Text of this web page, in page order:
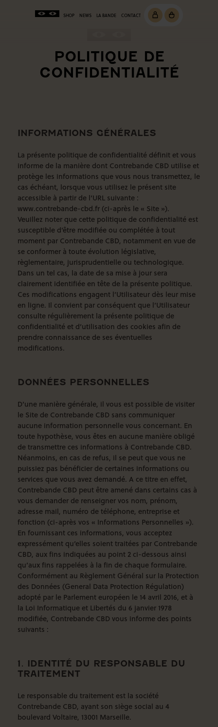
SHOP NEWS LA BANDE CONTACT
POLITIQUE DE
CONFIDENTIALITÉ
INFORMATIONS GÉNÉRALES
La présente politique de confidentialité définit et vous
informe de la manière dont Contrebande CBD utilise et
protège les informations que vous nous transmettez, le
cas échéant, lorsque vous utilisez le présent site
accessible à partir de l’URL suivante :
www.contrebande-cbd.fr (ci-après le « Site »).
Veuillez noter que cette politique de confidentialité est
susceptible d’être modifiée ou complétée à tout
moment par Contrebande CBD, notamment en vue de
se conformer à toute évolution législative,
règlementaire, jurisprudentielle ou technologique.
Dans un tel cas, la date de sa mise à jour sera
clairement identifiée en tête de la présente politique.
Ces modifications engagent l’Utilisateur dès leur mise
en ligne. Il convient par conséquent que l’Utilisateur
consulte régulièrement la présente politique de
confidentialité et d’utilisation des cookies afin de
prendre connaissance de ses éventuelles
modifications.
DONNÉES PERSONNELLES
D’une manière générale, il vous est possible de visiter
le Site de Contrebande CBD sans communiquer
aucune information personnelle vous concernant. En
toute hypothèse, vous êtes en aucune manière obligé
de transmettre ces informations à Contrebande CBD.
Néanmoins, en cas de refus, il se peut que vous ne
puissiez pas bénéficier de certaines informations ou
services que vous avez demandé. A ce titre en effet,
Contrebande CBD peut être amené dans certains cas à
vous demander de renseigner vos nom, prénom,
adresse mail, numéro de téléphone, entreprise et
fonction (ci-après vos « Informations Personnelles »).
En fournissant ces informations, vous acceptez
expressément qu’elles soient traitées par Contrebande
CBD, aux fins indiquées au point 2 ci-dessous ainsi
qu’aux fins rappelées à la fin de chaque formulaire.
Conformément au Règlement Général sur la Protection
des Données (General Data Protection Régulation)
adopté par le Parlement européen le 14 avril 2016, et à
la Loi Informatique et Libertés du 6 janvier 1978
modifiée, Contrebande CBD vous informe des points
suivants :
1. IDENTITÉ DU RESPONSABLE DU
TRAITEMENT
Le responsable du traitement est la société
Contrebande CBD, ayant son siège social au 4
boulevard Voltaire, 13001 Marseille.